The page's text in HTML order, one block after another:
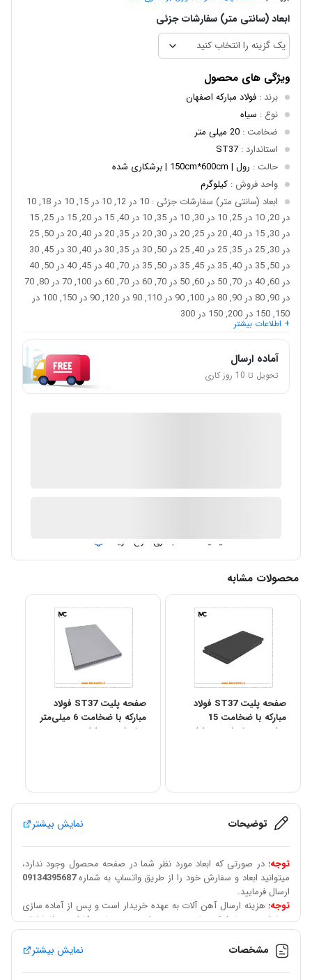
ابعاد (سانتی متر) سفارشات جزئی
ویژگی های محصول
برند : فولاد مبارکه اصفهان
نوع : سیاه
ضخامت : 20 میلی متر
استاندارد:
ST37
حالت : رول | 150cm*600cm | برشکاری شده
واحد فروش : کیلوگرم
ابعاد (سانتی متر) سفارشات جزئی
: 10 در 12, 10 در 15, 10 در 18, 10
در 20, 10 در 25, 10 در 30, 10 در 35, 10 در 40, 15 در 20, 15 در 25, 15
در 30, 15 در 40, 20 در 25, 20 در 30, 20 در 35, 20 در 40, 20 در 50, 25
در 30, 25 در 35, 25 در 40, 25 در 50, 30 در 35, 30 در 40, 30 در 45, 30
در 50, 35 در 40, 35 در 45, 35 در 50, 35 در 70, 40 در 45, 40 در 50, 40
در 60, 40 در 70, 50 در 60, 50 در 70, 60 در 70, 60 در 100, 70 در 80, 70
در 90, 80 در 90, 80 در 100, 90 در 110, 90 در 120, 90 در 150, 100 در
150, 150 در 200, 150 در 300
+ اطلاعات بیشتر
آماده ارسال
تحویل تا 10 روز کاری
آیا قیمت مناسب تری سراغ دارید؟
محصولات مشابه
صفحه پلیت ST37 فولاد
مبارکه با ضخامت 15
میلی‌متر – ابعاد مستطیلی
صفحه پلیت ST37 فولاد
مبارکه با ضخامت 6 میلی‌متر
– ابعاد مستطیلی
توضیحات نمایش بیشتر
توجه: در صورتی که ابعاد مورد نظر شما در صفحه محصول وجود ندارد،
میتوانید ابعاد و سفارش خود را از طریق واتساپ به شماره09134395687
ارسال فرمایید.
توجه: هزینه ارسال آهن آلات به عهده خریدار است و پس از آماده سازی
سفارش، توسط شرکت باربری تعیین شده و توسط همکاران به شما اعلام
میگردد.
قابل توجه مشتریان عزیز:
سقف تراکنش درگاه بانکی 50 میلیون تومان
است در صورت خرید به مبلغ بالاتر میبایست بعد از هماهنگی و استعلام
قیمت بروز الباقی مبلغ سفارش از طریق شماره حساب پرداخت گردد و
مشخصات نمایش بیشتر